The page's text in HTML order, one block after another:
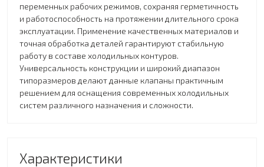
переменных рабочих режимов, сохраняя герметичность
и работоспособность на протяжении длительного срока
эксплуатации. Применение качественных материалов и
точная обработка деталей гарантируют стабильную
работу в составе холодильных контуров.
Универсальность конструкции и широкий диапазон
типоразмеров делают данные клапаны практичным
решением для оснащения современных холодильных
систем различного назначения и сложности.
Характеристики